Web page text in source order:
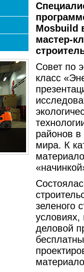
Mosbuild
мастер-
Совет по
класс
районов в
мира. К
зеленого
деловой